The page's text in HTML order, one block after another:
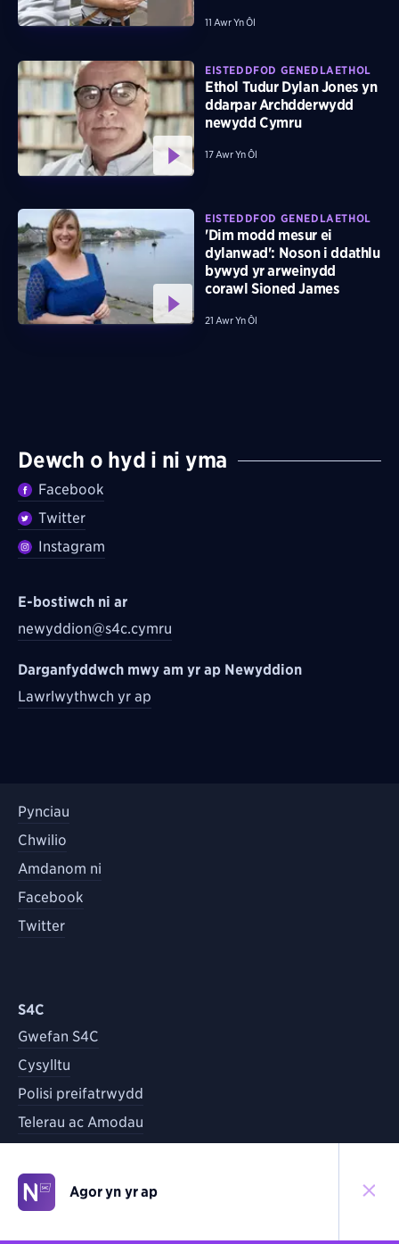
11 Awr Yn Ôl
EISTEDDFOD GENEDLAETHOL
Ethol Tudur Dylan Jones yn
ddarpar Archdderwydd
newydd Cymru
17 Awr Yn Ôl
EISTEDDFOD GENEDLAETHOL
'Dim modd mesur ei
dylanwad': Noson i ddathlu
bywyd yr arweinydd
corawl Sioned James
21 Awr Yn Ôl
Dewch o hyd i ni yma
Facebook
Twitter
Instagram
E-bostiwch ni ar
newyddion@s4c.cymru
Darganfyddwch mwy am yr ap Newyddion
Lawrlwythwch yr ap
Pynciau
Chwilio
Amdanom ni
Facebook
Twitter
S4C
Gwefan S4C
Cysylltu
Polisi preifatrwydd
Telerau ac Amodau
Yn ôl i'r brig
Agor yn yr ap